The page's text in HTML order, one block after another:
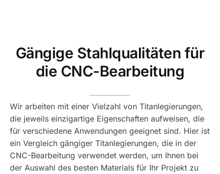
Gängige Stahlqualitäten für
die CNC-Bearbeitung
Wir arbeiten mit einer Vielzahl von Titanlegierungen,
die jeweils einzigartige Eigenschaften aufweisen, die
für verschiedene Anwendungen geeignet sind. Hier ist
ein Vergleich gängiger Titanlegierungen, die in der
CNC-Bearbeitung verwendet werden, um Ihnen bei
der Auswahl des besten Materials für Ihr Projekt zu